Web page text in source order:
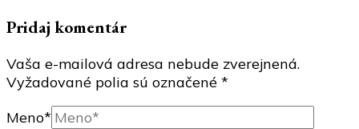
Pridaj komentár
Vaša e-mailová adresa nebude zverejnená.
Vyžadované polia sú označené *
Meno*